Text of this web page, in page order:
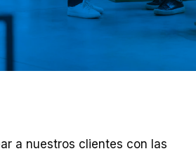
a nuestros clientes con las